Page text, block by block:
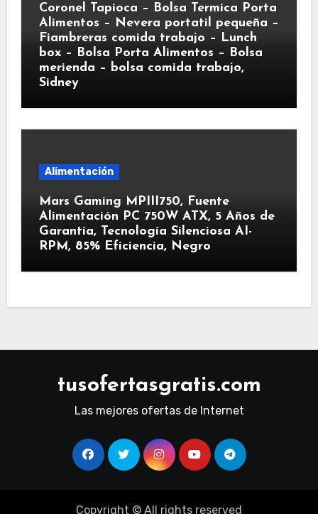
Coronel Tapioca – Bolsa Termica Porta
Alimentos – Nevera portatil pequeña –
Fiambreras comida trabajo – Lunch
box – Bolsa Porta Alimentos – Bolsa
merienda – bolsa comida trabajo,
Sidney
Alimentación
Mars Gaming MPIII750, Fuente
Alimentación PC 750W ATX, 5 Años de
Garantía, Tecnología Silenciosa AI-
RPM, 85% Eficiencia, Negro
tusofertasgratis.com
Las mejores ofertas de Internet
Copyright © All rights reserved